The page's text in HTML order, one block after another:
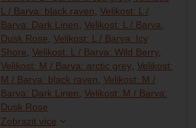
L / Barva: black raven Velikost: L /
Barva: Dark Linen Velikost: L / Barva:
Dusk Rose Velikost: L / Barva: Icy
Shore Velikost: L / Barva: Wild Berry
Velikost: M / Barva: arctic grey Velikost:
M / Barva: black raven Velikost: M /
Barva: Dark Linen Velikost: M / Barva:
Dusk RoseVelikost: M / Barva: Icy Shore
Velikost: M / Barva: Wild Berry
Velikost: S / Barva: arctic grey
Velikost: S / Barva: black raven
Velikost: S / Barva: Dark Linen
Velikost: S / Barva: Dusk Rose
Velikost: S / Barva: Icy Shore
Velikost: S / Barva: Wild Berry
Velikost: XL / Barva: arctic grey
Velikost: XL / Barva: black raven
Velikost: XL / Barva: Dark Linen
Velikost: XL / Barva: Dusk Rose
Velikost: XL / Barva: Icy Shore
Velikost: XL / Barva: Wild Berry
Zobrazit více